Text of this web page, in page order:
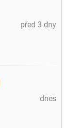
před 3 dny
dnes